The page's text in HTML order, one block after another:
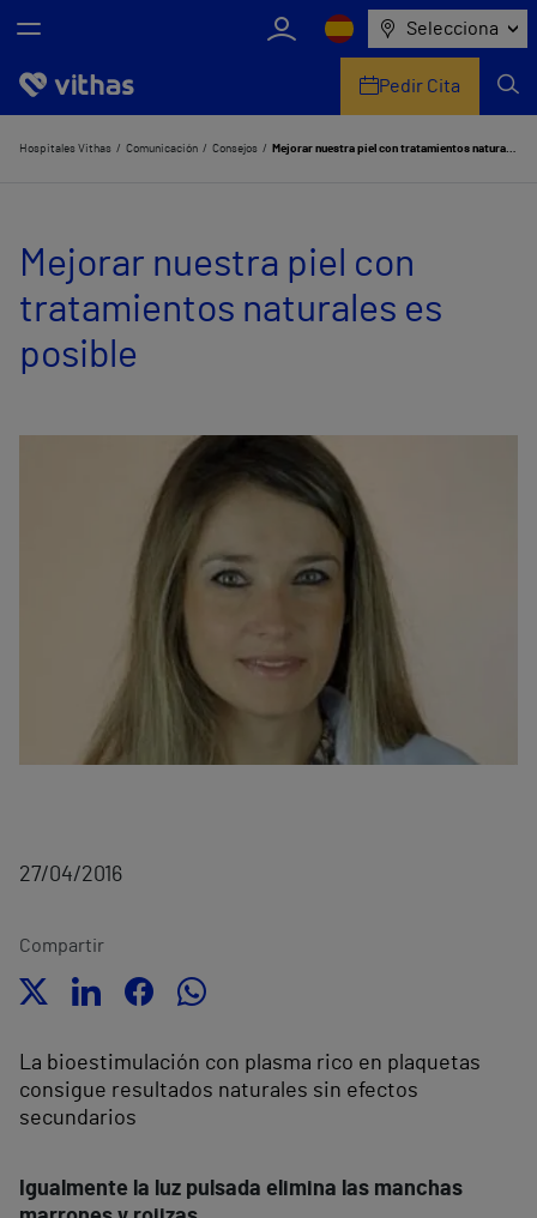
Selecciona
Nosotros
Servicios de salud
Equipo médico y asistencial
Información útil
Comunicación
Pedir Cita
Hospitales Vithas Comunicación Consejos Mejorar nuestra piel con tratamientos naturales es posible
Mejorar nuestra piel con
tratamientos naturales es
posible
27/04/2016
Compartir
La bioestimulación con plasma rico en plaquetas
consigue resultados naturales sin efectos
secundarios
Igualmente la luz pulsada elimina las manchas